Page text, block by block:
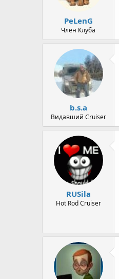
PeLenG
Член Клуба
b.s.a
Видавший Cruiser
RUSila
Hot Rod Cruiser